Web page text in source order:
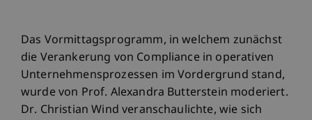
Das Vormittagsprogramm, in welchem zunächst
die Verankerung von Compliance in operativen
Unternehmensprozessen im Vordergrund stand,
wurde von Prof. Alexandra Butterstein moderiert.
Dr. Christian Wind veranschaulichte, wie sich